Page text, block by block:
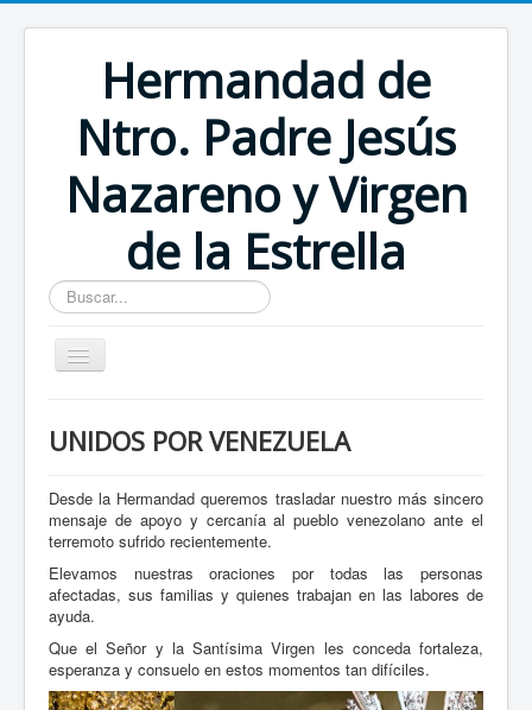
Hermandad de
Ntro. Padre Jesús
Nazareno y Virgen
de la Estrella
Buscar...
UNIDOS POR VENEZUELA
Desde la Hermandad queremos trasladar nuestro más sincero
mensaje de apoyo y cercanía al pueblo venezolano ante el
terremoto sufrido recientemente.
Elevamos nuestras oraciones por todas las personas
afectadas, sus familias y quienes trabajan en las labores de
ayuda.
Que el Señor y la Santísima Virgen les conceda fortaleza,
esperanza y consuelo en estos momentos tan difíciles.